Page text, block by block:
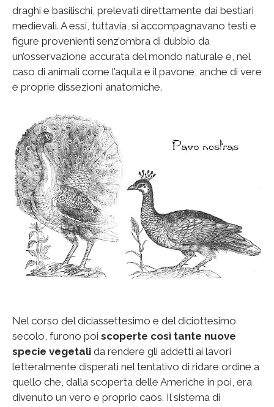
draghi e basilischi, prelevati direttamente dai bestiari
medievali. A essi, tuttavia, si accompagnavano testi e
figure provenienti senz’ombra di dubbio da
un’osservazione accurata del mondo naturale e, nel
caso di animali come l’aquila e il pavone, anche di vere
e proprie dissezioni anatomiche.
Nel corso del diciassettesimo e del diciottesimo
secolo, furono poi scoperte così tante nuove
specie vegetali da rendere gli addetti ai lavori
letteralmente disperati nel tentativo di ridare ordine a
quello che, dalla scoperta delle Americhe in poi, era
divenuto un vero e proprio caos. Il sistema di